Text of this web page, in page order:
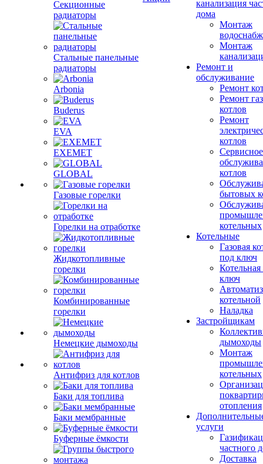
Секционные
радиаторы
Стальные панельные
радиаторы
Arbonia
Buderus
EVA
EXEMET
GLOBAL
Газовые горелки
Горелки на отработке
Жидкотопливные
горелки
Комбинированные
горелки
Немецкие дымоходы
Антифриз для котлов
Баки для топлива
Баки мембранные
Буферные ёмкости
канализация
дома
Монтаж
Монтаж
Ремонт и
обслуживание
Ремонт
Ремонт
котлов
Ремонт
котлов
Сервисное
котлов
бытовых
котельных
Котельные
Газовая
под ключ
ключ
котельной
Наладка
Застройщикам
дымоходы
Монтаж
котельных
отопления
услуги
частного
Доставка